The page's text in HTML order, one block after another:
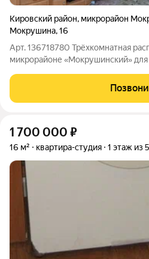
Кировский район, микрорайон
Мокрушина,16
Арт. 136718780 Трёхкомнатная
микрорайоне «Мокрушинский»
кв. м. Площадь кухни: 9,3 кв. м.
Год постройки: 1990.
1 700 000 ₽
16 м² квартира-студия 1 этаж из 5